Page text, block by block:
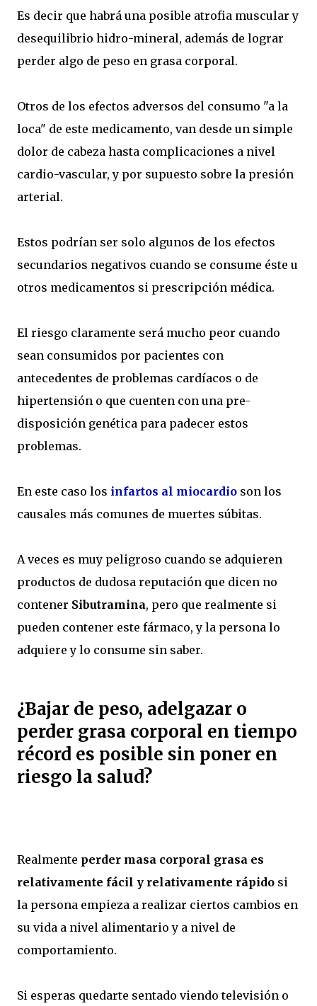
Es decir que habrá una posible atrofia muscular y
desequilibrio hidro-mineral, además de lograr
perder algo de peso en grasa corporal.
Otros de los efectos adversos del consumo "a la
loca" de este medicamento, van desde un simple
dolor de cabeza hasta complicaciones a nivel
cardio-vascular, y por supuesto sobre la presión
arterial.
Estos podrían ser solo algunos de los efectos
secundarios negativos cuando se consume éste u
otros medicamentos si prescripción médica.
El riesgo claramente será mucho peor cuando
sean consumidos por pacientes con
antecedentes de problemas cardíacos o de
hipertensión o que cuenten con una pre-
disposición genética para padecer estos
problemas.
En este caso los infartos al miocardio son los
causales más comunes de muertes súbitas.
A veces es muy peligroso cuando se adquieren
productos de dudosa reputación que dicen no
contener Sibutramina, pero que realmente si
pueden contener este fármaco, y la persona lo
adquiere y lo consume sin saber.
¿Bajar de peso, adelgazar o
perder grasa corporal en tiempo
récord es posible sin poner en
riesgo la salud?
Realmente perder masa corporal grasa es
relativamente fácil y relativamente rápido si
la persona empieza a realizar ciertos cambios en
su vida a nivel alimentario y a nivel de
comportamiento.
Si esperas quedarte sentado viendo televisión o